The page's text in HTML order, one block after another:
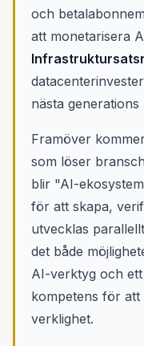
och
att monetarisera
nästa generations
Framöver
som löser
blir "AI-
för att skapa,
utvecklas
det både
AI-verktyg och
kompetens för att
verklighet.